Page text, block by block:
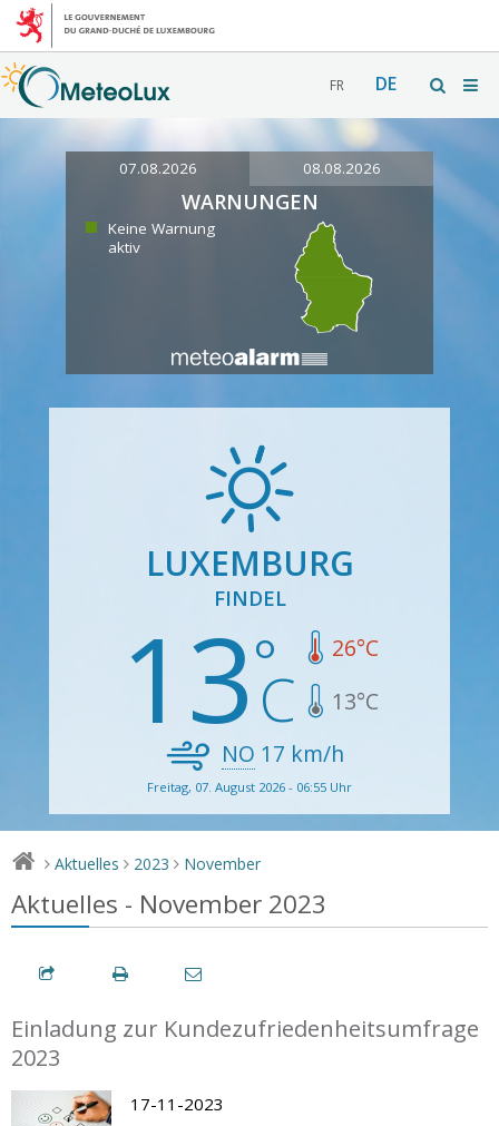
FR DE
07.08.2026 08.08.2026
WARNUNGEN
Keine Warnung
aktiv
LUXEMBURG
FINDEL
13 26°C
13°C
NO 17 km/h
Freitag, 07. August 2026 - 06:55 Uhr
> Aktuelles > 2023 > November
Aktuelles - November 2023
Einladung zur Kundezufriedenheitsumfrage
2023
17-11-2023